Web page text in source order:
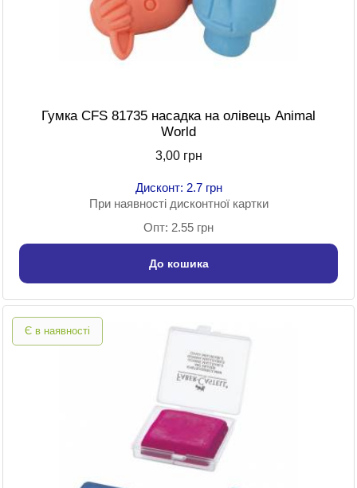
Гумка CFS 81735 насадка на олівець Animal
World
3,00 грн
Дисконт: 2.7 грн
При наявності дисконтної картки
Опт: 2.55 грн
До кошика
Є в наявності